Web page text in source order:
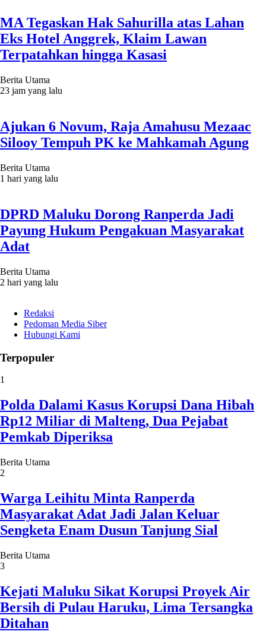
MA Tegaskan Hak Sahurilla atas Lahan
Eks Hotel Anggrek, Klaim Lawan
Terpatahkan hingga Kasasi
Berita Utama
23 jam yang lalu
Ajukan 6 Novum, Raja Amahusu Mezaac
Silooy Tempuh PK ke Mahkamah Agung
Berita Utama
1 hari yang lalu
DPRD Maluku Dorong Ranperda Jadi
Payung Hukum Pengakuan Masyarakat
Adat
Berita Utama
2 hari yang lalu
Redaksi
Pedoman Media Siber
Hubungi Kami
Terpopuler
1
Polda Dalami Kasus Korupsi Dana Hibah
Rp12 Miliar di Malteng, Dua Pejabat
Pemkab Diperiksa
Berita Utama
2
Warga Leihitu Minta Ranperda
Masyarakat Adat Jadi Jalan Keluar
Sengketa Enam Dusun Tanjung Sial
Berita Utama
3
Kejati Maluku Sikat Korupsi Proyek Air
Bersih di Pulau Haruku, Lima Tersangka
Ditahan